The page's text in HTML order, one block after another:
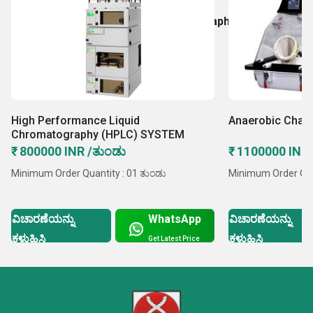
High Performance Liquid Chromatography (HPLC)
SS Glove Boxes
High Performance Liquid
Chromatography (HPLC) SYSTEM
₹ 800000 INR /ತುಂಡು
Minimum Order Quantity : 01 ತುಂಡು
ವಿಚಾರಣೆಯನ್ನು
ಕಳುಹಿಸಿ
WhatsApp
Get Latest Price
Anaerobic
₹ 1100000
Minimum Order
ವಿಚಾರಣೆಯನ್ನು
ಕಳುಹಿಸಿ